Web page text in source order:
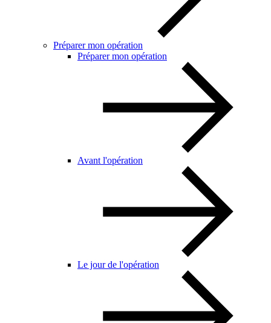
Préparer mon opération
Préparer mon opération
Avant l'opération
Le jour de l'opération